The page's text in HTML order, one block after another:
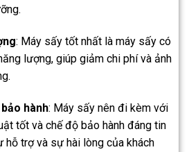
: Máy sấy tốt nhất là máy sấy có
lượng, giúp giảm chi phí và ảnh
hành: Máy sấy nên đi kèm với
tốt và chế độ bảo hành đáng tin
hỗ trợ và sự hài lòng của khách